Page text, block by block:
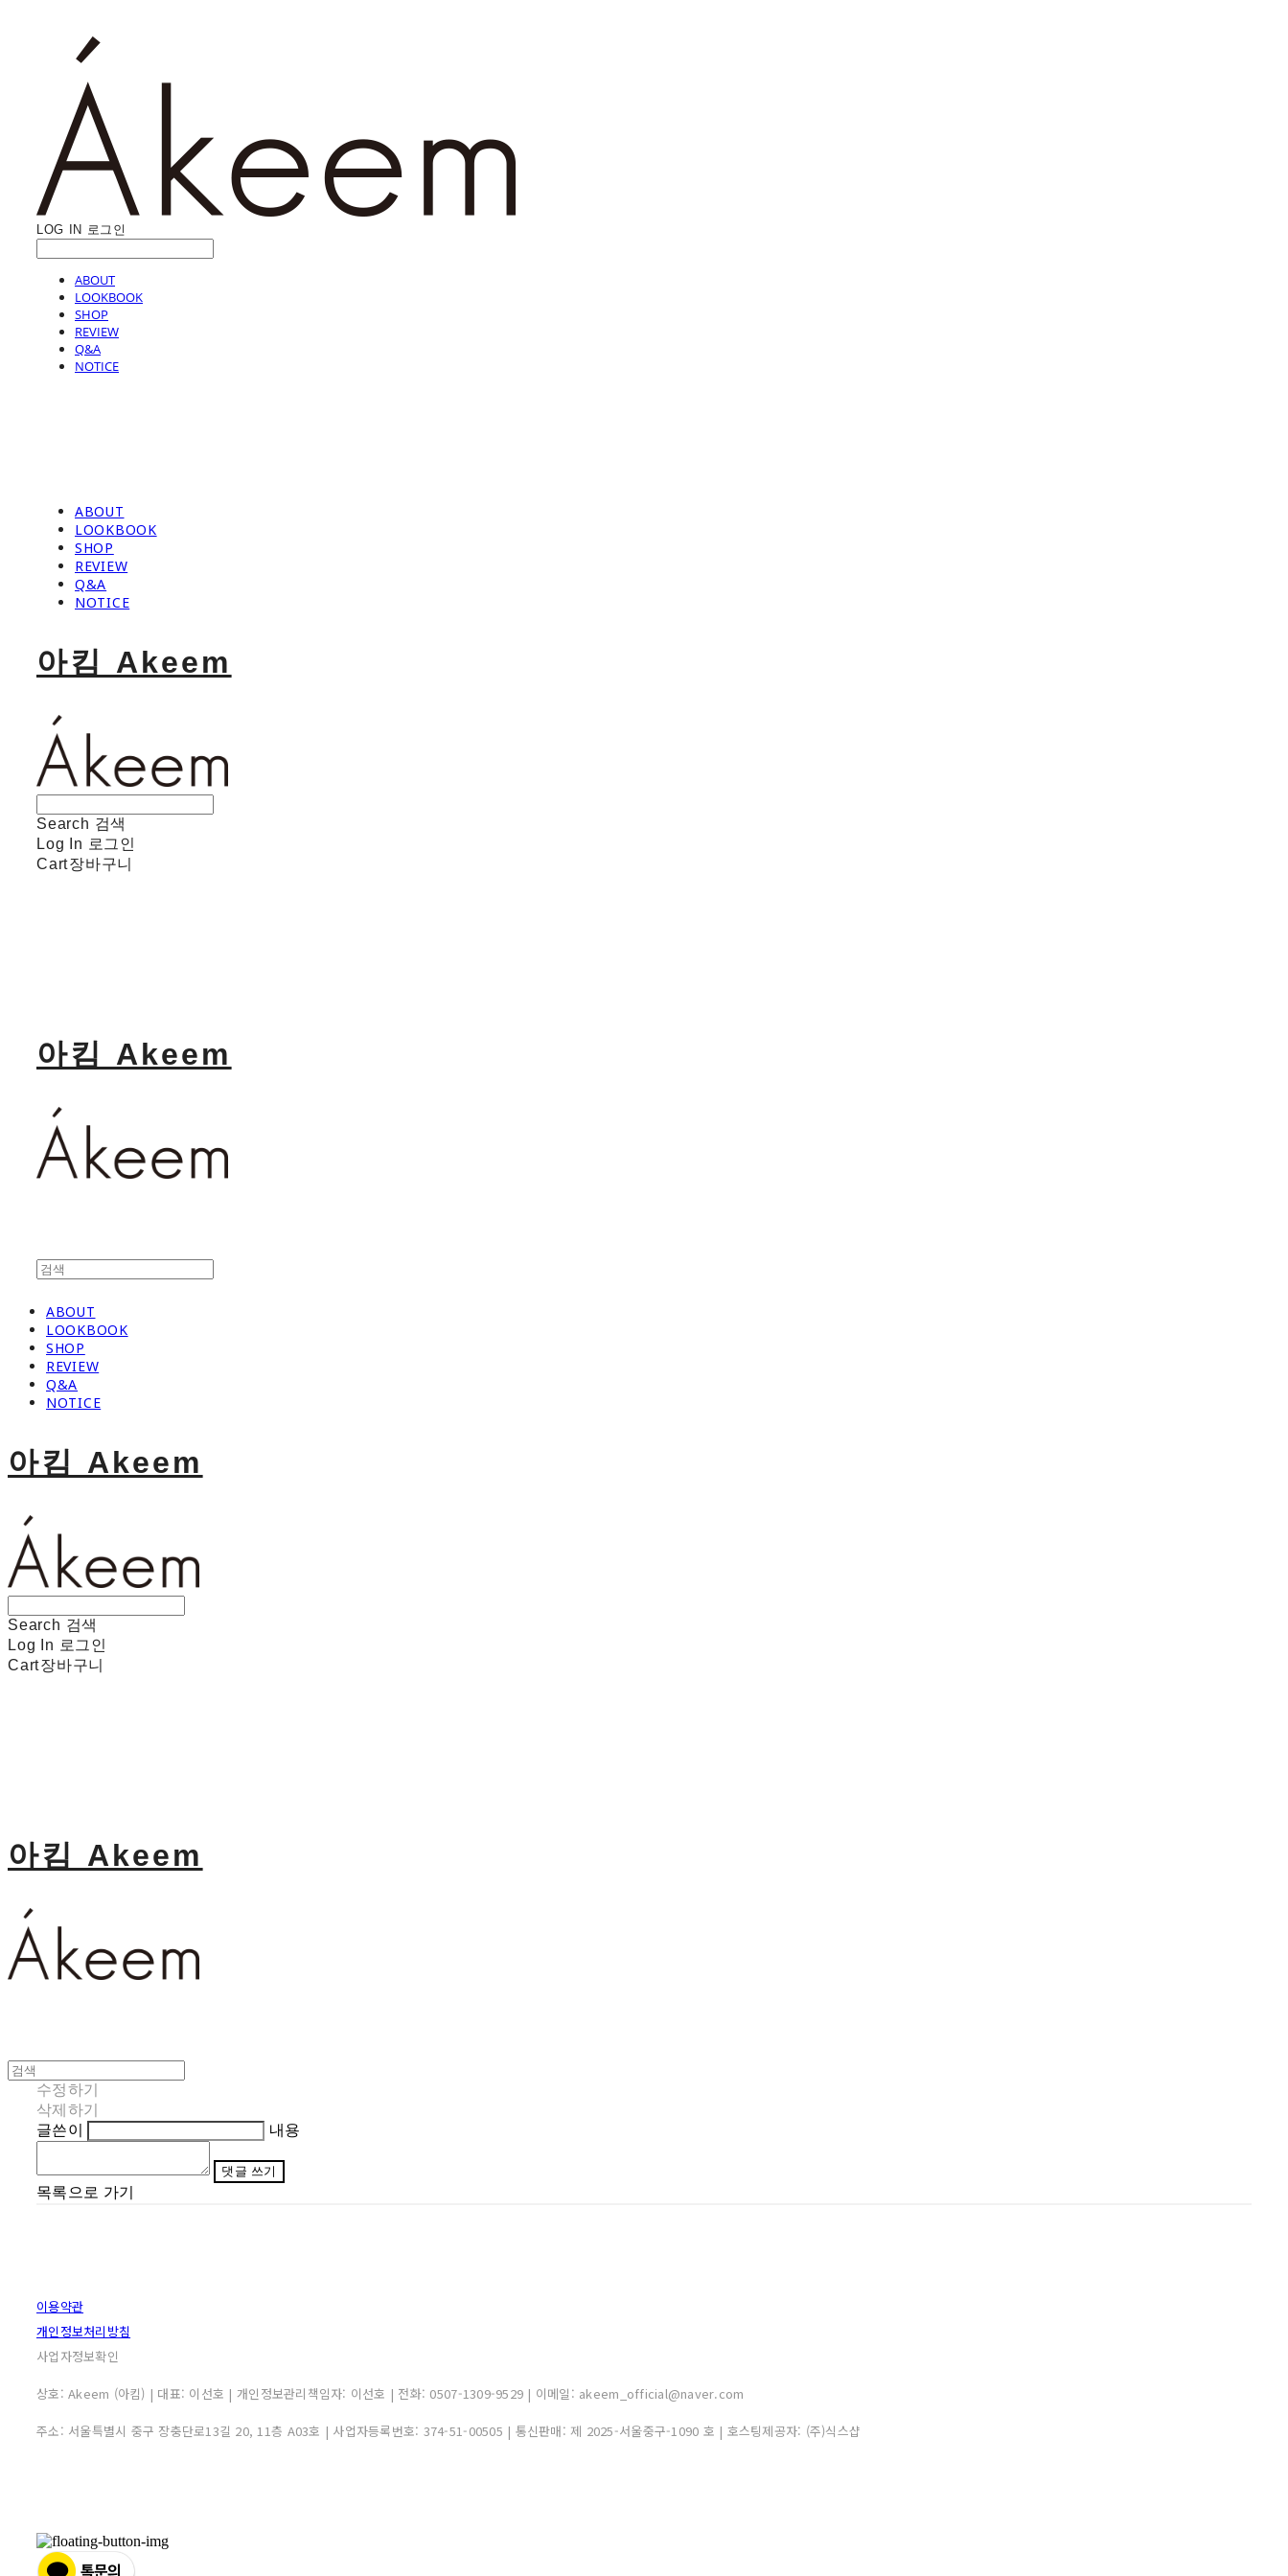
LOG IN 로그인
ABOUT
LOOKBOOK
SHOP
REVIEW
Q&A
NOTICE
ABOUT
LOOKBOOK
SHOP
REVIEW
Q&A
NOTICE
아킴 Akeem
Search 검색
Log In 로그인
Cart장바구니
아킴 Akeem
ABOUT
LOOKBOOK
SHOP
REVIEW
Q&A
NOTICE
아킴 Akeem
Search 검색
Log In 로그인
Cart장바구니
아킴 Akeem
수정하기
삭제하기
글쓴이
내용
댓글 쓰기
목록으로 가기
이용약관
개인정보처리방침
사업자정보확인
상호: Akeem (아킴) | 대표: 이선호 | 개인정보관리책임자: 이선호 | 전화: 0507-1309-9529 | 이메일: akeem_official@naver.com
주소: 서울특별시 중구 장충단로13길 20, 11층 A03호 | 사업자등록번호: 374-51-00505 | 통신판매: 제 2025-서울중구-1090 호 | 호스팅제공자: (주)식스샵